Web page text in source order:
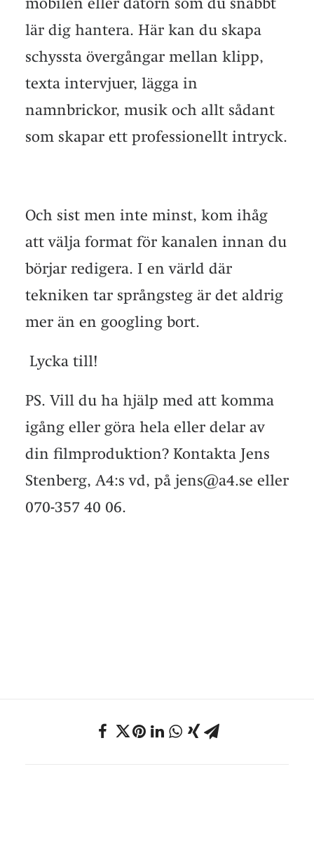
lär dig hantera. Här kan du skapa
schyssta övergångar mellan klipp,
texta intervjuer, lägga in
namnbrickor, musik och allt sådant
som skapar ett professionellt intryck.
Och sist men inte minst, kom ihåg
att välja format för kanalen innan du
börjar redigera. I en värld där
tekniken tar språngsteg är det aldrig
mer än en googling bort.
Lycka till!
PS. Vill du ha hjälp med att komma
igång eller göra hela eller delar av
din filmproduktion? Kontakta Jens
Stenberg, A4:s vd, på jens@a4.se eller
070-357 40 06.